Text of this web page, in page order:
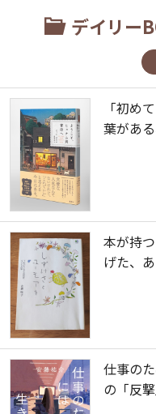
デイリー
「初め
葉があ
本が持
げた、
仕事の
の「反撃